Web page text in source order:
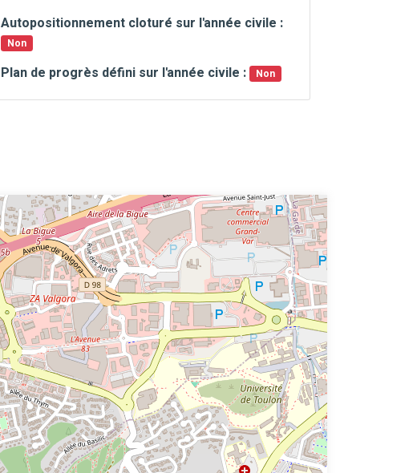
Autopositionnement cloturé sur l'année civile :
Non
Plan de progrès défini sur l'année civile : Non